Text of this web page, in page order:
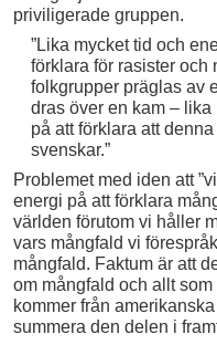
priviligerade gruppen.
”Lika mycket tid och
förklara för rasister och
folkgrupper präglas av
dras över en kam –
på att förklara att
svenskar.”
Problemet med iden att
energi på att förklara
världen förutom vi håller
vars mångfald vi
mångfald. Faktum är att
om mångfald och allt
kommer från
summera den delen i